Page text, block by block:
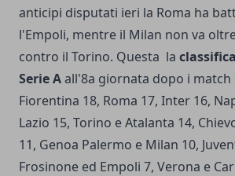
anticipi disputati ieri la Roma ha
l'Empoli, mentre il Milan non va
contro il Torino. Questa la
Serie Aall'8a giornata dopo i
Fiorentina 18, Roma 17, Inter 16,
Lazio 15, Torino e Atalanta 14,
11, Genoa Palermo e Milan 10,
Frosinone ed Empoli 7, Verona e